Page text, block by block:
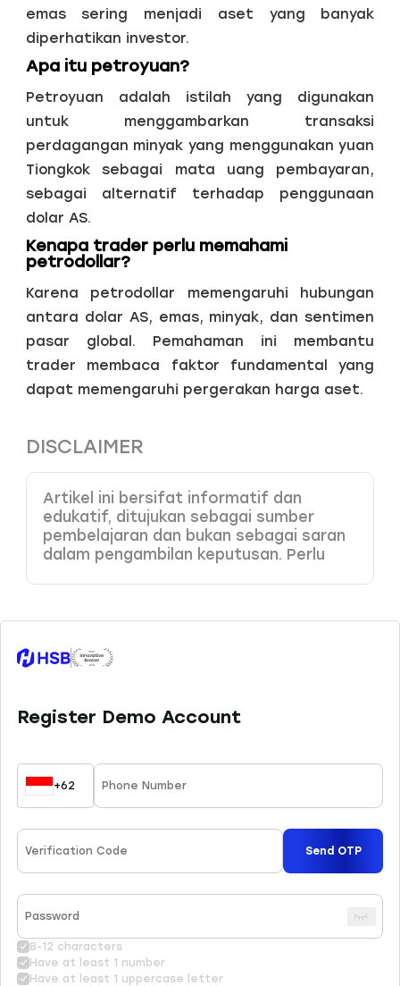
emas sering menjadi aset yang banyak
diperhatikan investor.
Apa itu petroyuan?
Petroyuan adalah istilah yang digunakan
untuk menggambarkan transaksi
perdagangan minyak yang menggunakan yuan
Tiongkok sebagai mata uang pembayaran,
sebagai alternatif terhadap penggunaan
dolar AS.
Kenapa trader perlu memahami
petrodollar?
Karena petrodollar memengaruhi hubungan
antara dolar AS, emas, minyak, dan sentimen
pasar global. Pemahaman ini membantu
trader membaca faktor fundamental yang
dapat memengaruhi pergerakan harga aset.
DISCLAIMER
Artikel ini bersifat informatif dan
edukatif, ditujukan sebagai sumber
pembelajaran dan bukan sebagai saran
dalam pengambilan keputusan. Perlu
pemahaman dan kemampuan analisa
yang tepat. HSB Investasi tidak
keputusan yang dibuat berdasarkan
konten ini. Sesuai ketentuan yang
instrumen trading yang dapat Anda
pelajari di website resmi kami.